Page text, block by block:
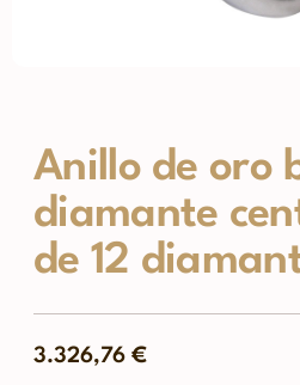
Anillo de oro
diamante
de 12
3.326,76 €